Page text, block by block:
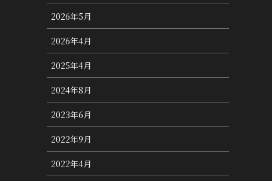
2026年5月
2026年4月
2025年4月
2024年8月
2023年6月
2022年9月
2022年4月